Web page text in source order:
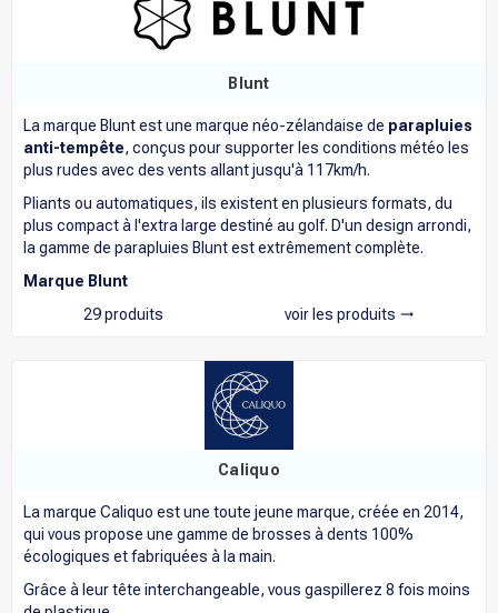
Blunt
La marque Blunt est une marque néo-zélandaise de parapluies
anti-tempête, conçus pour supporter les conditions météo les
plus rudes avec des vents allant jusqu'à 117km/h.
Pliants ou automatiques, ils existent en plusieurs formats, du
plus compact à l'extra large destiné au golf. D'un design arrondi,
la gamme de parapluies Blunt est extrêmement complète.
Marque Blunt
29 produits
voir les produits trending_flat
Caliquo
La marque Caliquo est une toute jeune marque, créée en 2014,
qui vous propose une gamme de brosses à dents 100%
écologiques et fabriquées à la main.
Grâce à leur tête interchangeable, vous gaspillerez 8 fois moins